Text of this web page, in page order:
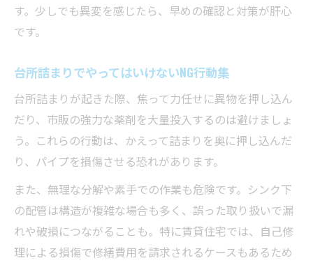
す。少しでも異変を感じたら、早めの確認と対策が肝心
です。
台所詰まりでやってはいけないNG行動集
台所詰まりが起きた際、焦って力任せに異物を押し込ん
だり、市販の強力な薬剤を大量投入するのは避けましょ
う。これらの行動は、かえって詰まりを奥に押し込んだ
り、パイプを損傷させる恐れがあります。
また、無理な分解や素手での作業も危険です。シンク下
の配管は構造が複雑な場合も多く、誤った取り扱いで漏
れや破損につながることも。特に賃貸住宅では、自己修
理による損傷で修繕費用を請求されるケースもあるため